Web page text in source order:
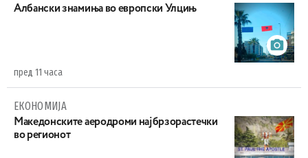
Aлбански знамиња во европски Улцињ
пред 11 часа
ЕКОНОМИЈА
Maкедонските аеродроми најбрзорастечки
во регионот